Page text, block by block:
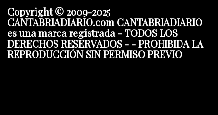
Copyright © 2009-2025
CANTABRIADIARIO.com CANTABRIADIARIO
es una marca registrada - TODOS LOS
DERECHOS RESERVADOS - - PROHIBIDA LA
REPRODUCCIÓN SIN PERMISO PREVIO